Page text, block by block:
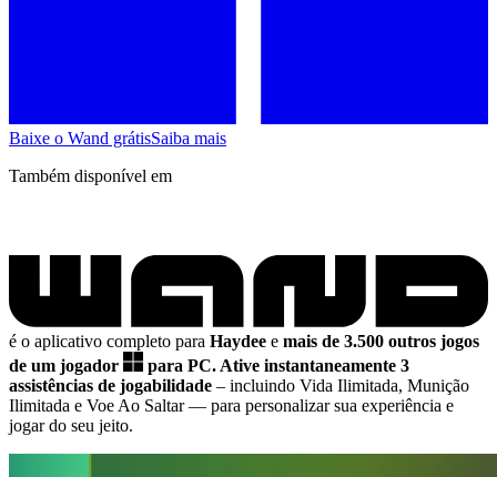
Baixe o Wand grátisSaiba mais
Também disponível em
é o aplicativo completo para Haydee e mais de 3.500 outros jogos
de um jogador
para PC. Ative instantaneamente 3
assistências de jogabilidade – incluindo Vida Ilimitada, Munição
Ilimitada e Voe Ao Saltar— para personalizar sua experiência e
jogar do seu jeito.